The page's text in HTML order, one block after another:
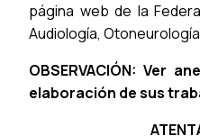
página web de la
Audiología,
OBSERVACIÓN: Ver
elaboración de sus